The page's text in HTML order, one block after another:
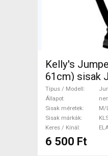
Kelly's
61cm) sisak
Sisak / Sapka
használt
Típus / Modell
Állapot
Sisak méretek
M/
Sisak márkák
Keres / Kínál
6 500 Ft